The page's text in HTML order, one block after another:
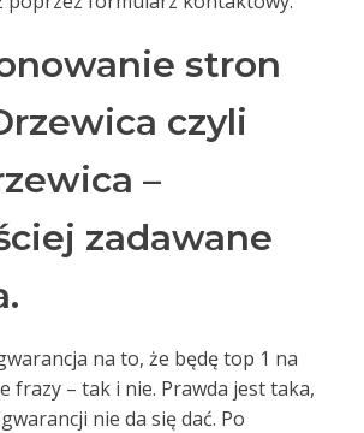
stron
czyli
–
zadawane
na to, że będę top 1 na
frazy – tak i nie. Prawda jest taka,
nie da się dać. Po